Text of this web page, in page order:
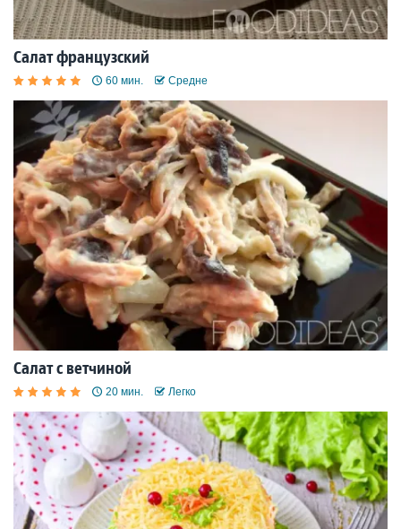
Салат французский
60 мин. Средне
Салат с ветчиной
20 мин. Легко